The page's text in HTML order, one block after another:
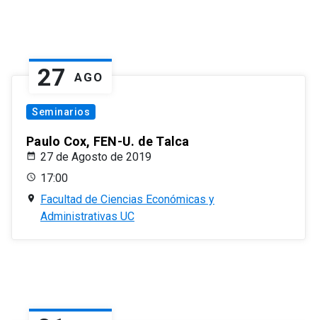
27 AGO
Seminarios
Paulo Cox, FEN-U. de Talca
27 de Agosto de 2019
17:00
Facultad de Ciencias Económicas y
Administrativas UC